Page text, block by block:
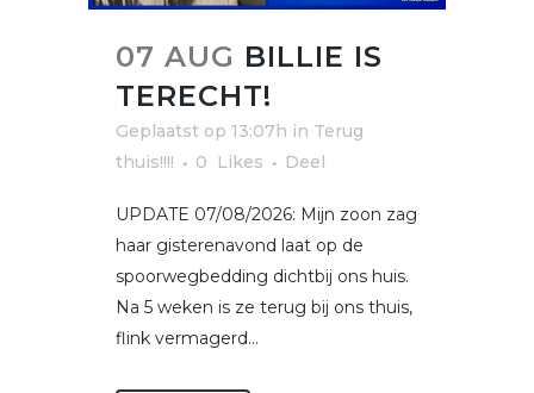
07 AUG BILLIE IS
TERECHT!
Geplaatst op 13:07h in Terug
thuis!!!!
0 Likes Deel
UPDATE 07/08/2026: Mijn zoon zag
haar gisterenavond laat op de
spoorwegbedding dichtbij ons huis.
Na 5 weken is ze terug bij ons thuis,
flink vermagerd...